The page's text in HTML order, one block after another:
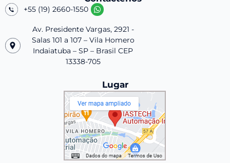
+55 (19) 2660-1550
Av. Presidente Vargas, 2921 -
Salas 101 a 107 – Vila Homero
Indaiatuba – SP – Brasil CEP
13338-705
Lugar